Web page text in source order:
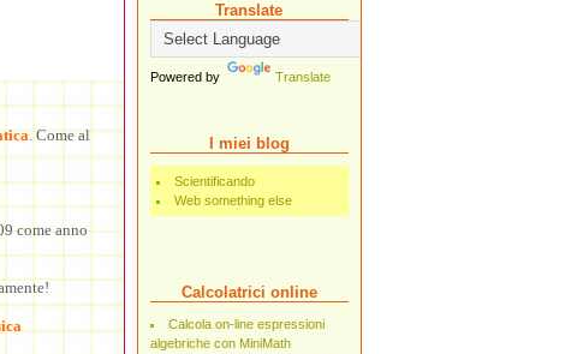
Translate
Powered by Translate
I miei blog
Scientificando
Web something else
Calcolatrici online
Calcola on-line espressioni
algebriche con MiniMath
. Come al
come anno